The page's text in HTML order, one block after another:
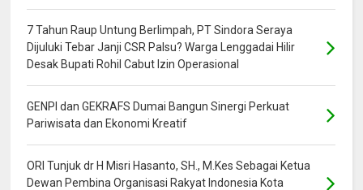
7 Tahun Raup Untung Berlimpah, PT Sindora Seraya
Dijuluki Tebar Janji CSR Palsu? Warga Lenggadai Hilir
Desak Bupati Rohil Cabut Izin Operasional
GENPI dan GEKRAFS Dumai Bangun Sinergi Perkuat
Pariwisata dan Ekonomi Kreatif
ORI Tunjuk dr H Misri Hasanto, SH., M.Kes Sebagai Ketua
Dewan Pembina Organisasi Rakyat Indonesia Kota